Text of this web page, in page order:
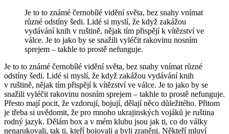
Je to to známé černobílé vidění světa, bez snahy vnímat
různé odstíny šedi. Lidé si myslí, že když zakážou
vydávání knih v ruštině, nějak tím přispějí k vítězství ve
válce. Je to jako by se snažili vyléčit rakovinu nosním
sprejem – takhle to prostě nefunguje.
Je to to známé černobílé vidění světa, bez snahy vnímat různé
odstíny šedi. Lidé si myslí, že když zakážou vydávání knih
v ruštině, nějak tím přispějí k vítězství ve válce. Je to jako by se
snažili vyléčit rakovinu nosním sprejem – takhle to prostě nefunguje.
Přesto mají pocit, že vzdorují, bojují, dělají něco důležitého. Přitom
je třeba si uvědomit, že pro mnoho ukrajinských vojáků je ruština
rodný jazyk. Dělám box a v mém klubu jsou jak ti, co do války
nenarukovali, tak ti, kteří bojovali a byli zraněni. Někteří mluví